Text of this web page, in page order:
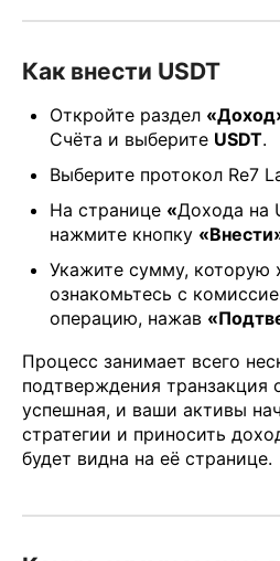
Как внести USDT
Откройте раздел
Счёта и выберите USDT.
Выберите протокол Re7
На странице «Дохода на
нажмите кнопку
Укажите сумму, которую
ознакомьтесь с
операцию, нажав
Процесс занимает всего
подтверждения транзакция
успешная, и ваши активы
стратегии и приносить
будет видна на её странице.